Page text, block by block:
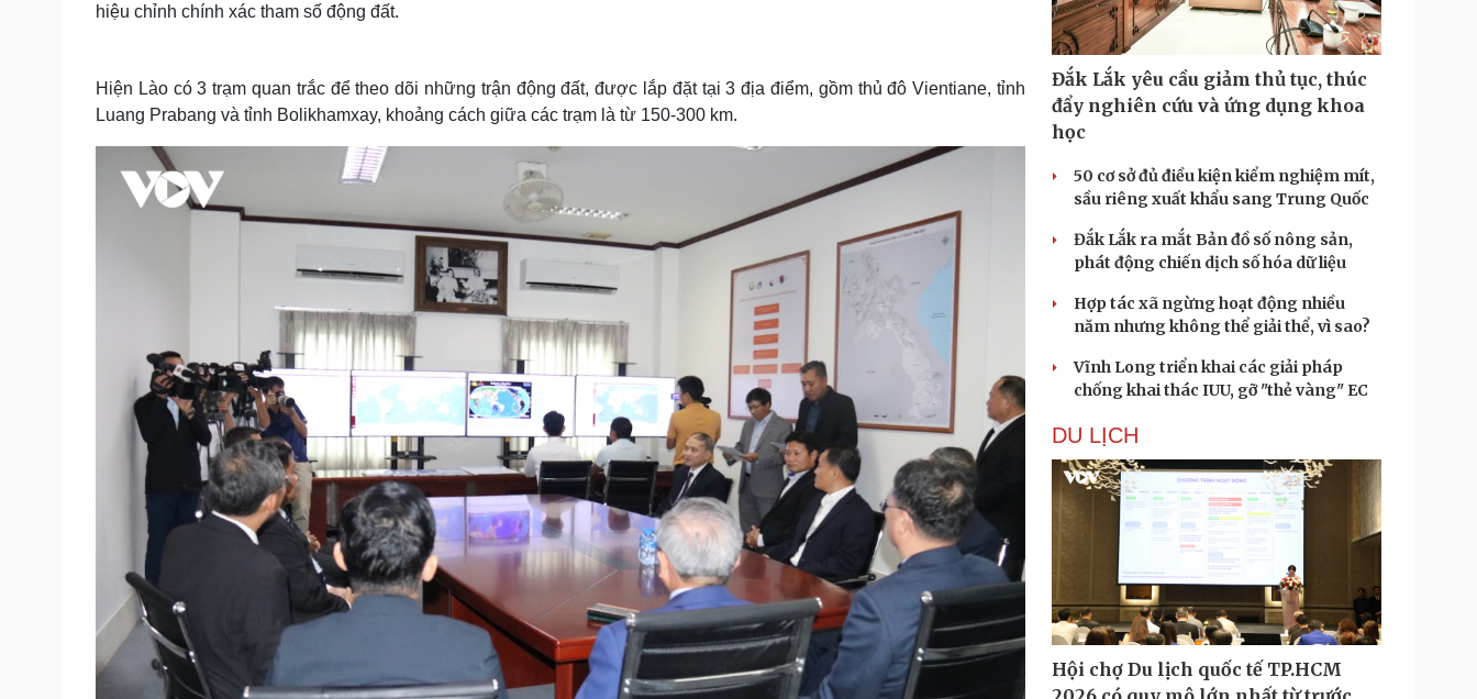
hiệu chỉnh chính xác tham số động đất.
Hiện Lào có 3 trạm quan trắc để theo dõi những trận động đất, được lắp đặt tại 3 địa điểm, gồm thủ đô Vientiane, tỉnh
Luang Prabang và tỉnh Bolikhamxay, khoảng cách giữa các trạm là từ 150-300 km.
Đắk Lắk yêu cầu giảm thủ tục, thúc
đẩy nghiên cứu và ứng dụng khoa
học
50 cơ sở đủ điều kiện kiểm nghiệm mít,
sầu riêng xuất khẩu sang Trung Quốc
Đắk Lắk ra mắt Bản đồ số nông sản,
phát động chiến dịch số hóa dữ liệu
Hợp tác xã ngừng hoạt động nhiều
năm nhưng không thể giải thể, vì sao?
Vĩnh Long triển khai các giải pháp
chống khai thác IUU, gỡ "thẻ vàng" EC
DU LỊCH
Hội chợ Du lịch quốc tế TP.HCM